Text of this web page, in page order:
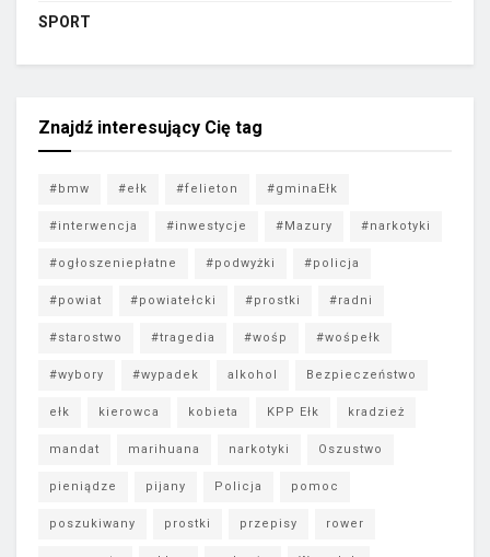
SPORT
Znajdź interesujący Cię tag
#bmw #ełk #felieton #gminaEłk
#interwencja #inwestycje #Mazury #narkotyki
#ogłoszeniepłatne #podwyżki #policja
#powiat #powiatełcki #prostki #radni
#starostwo #tragedia #wośp #wośpełk
#wybory #wypadek alkohol Bezpieczeństwo
ełk kierowca kobieta KPP Ełk kradzież
mandat marihuana narkotyki Oszustwo
pieniądze pijany Policja pomoc
poszukiwany prostki przepisy rower